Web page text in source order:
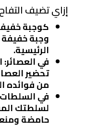
إزاي تضيف
كوجبة
وجبة خفيفة
الرئيسية.
في العصائر:
تحضير
من فوائده
في السلطات
لسلطتك
حامضة